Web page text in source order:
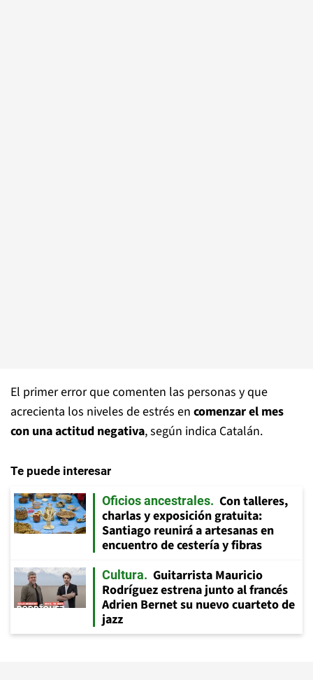
El primer error que comenten las personas y que
acrecienta los niveles de estrés en comenzar el mes
con una actitud negativa, según indica Catalán.
Te puede interesar
Oficios ancestrales
Con talleres,
charlas y exposición gratuita:
Santiago reunirá a artesanas en
encuentro de cestería y fibras
Cultura
Guitarrista Mauricio
Rodríguez estrena junto al francés
Adrien Bernet su nuevo cuarteto de
jazz